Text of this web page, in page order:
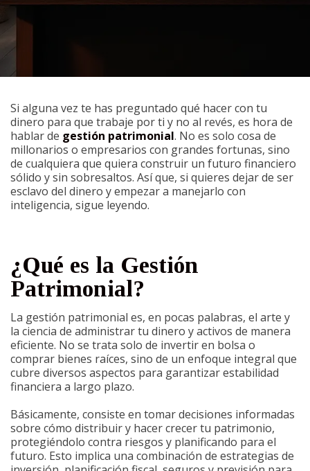
Si alguna vez te has preguntado qué hacer con tu
dinero para que trabaje por ti y no al revés, es hora de
hablar de gestión patrimonial. No es solo cosa de
millonarios o empresarios con grandes fortunas, sino
de cualquiera que quiera construir un futuro financiero
sólido y sin sobresaltos. Así que, si quieres dejar de ser
esclavo del dinero y empezar a manejarlo con
inteligencia, sigue leyendo.
¿Qué es la Gestión
Patrimonial?
La gestión patrimonial es, en pocas palabras, el arte y
la ciencia de administrar tu dinero y activos de manera
eficiente. No se trata solo de invertir en bolsa o
comprar bienes raíces, sino de un enfoque integral que
cubre diversos aspectos para garantizar estabilidad
financiera a largo plazo.
Básicamente, consiste en tomar decisiones informadas
sobre cómo distribuir y hacer crecer tu patrimonio,
protegiéndolo contra riesgos y planificando para el
futuro. Esto implica una combinación de estrategias de